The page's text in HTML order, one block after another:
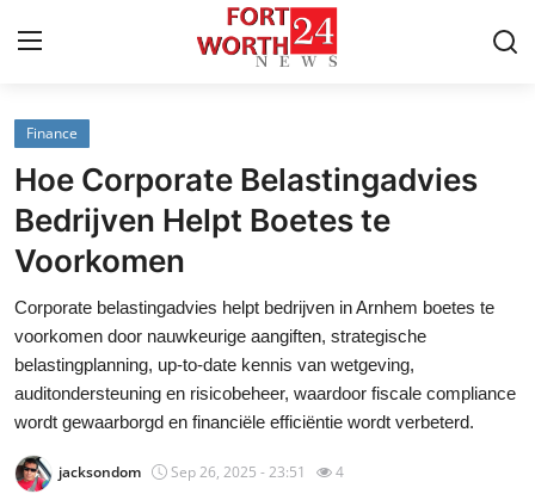
Home
Press Release
Contact
Privacy Policy
About
Finance
Hoe Corporate Belastingadvies
Bedrijven Helpt Boetes te
Voorkomen
Corporate belastingadvies helpt bedrijven in Arnhem boetes te
voorkomen door nauwkeurige aangiften, strategische
belastingplanning, up-to-date kennis van wetgeving,
auditondersteuning en risicobeheer, waardoor fiscale compliance
wordt gewaarborgd en financiële efficiëntie wordt verbeterd.
jacksondom Sep 26, 2025 - 23:51 4